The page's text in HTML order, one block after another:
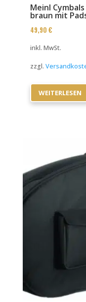
Meinl
braun mit
49,90 €
inkl. MwSt.
zzgl.
WEITERLESEN